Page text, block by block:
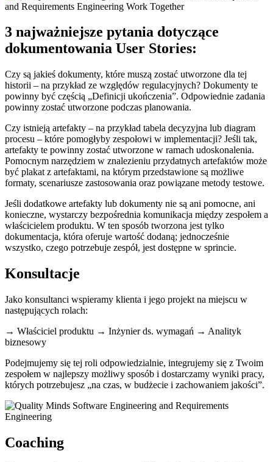
3 najważniejsze pytania dotyczące
dokumentowania User Stories:
Czy są jakieś dokumenty, które muszą zostać utworzone dla tej
historii – na przykład ze względów regulacyjnych? Dokumenty te
powinny być częścią „Definicji ukończenia”. Odpowiednie zadania
powinny zostać utworzone podczas planowania.
Czy istnieją artefakty – na przykład tabela decyzyjna lub diagram
procesu – które pomogłyby zespołowi w implementacji? Jeśli tak,
artefakty te powinny zostać utworzone w ramach udoskonalenia.
Pomocnym narzędziem w znalezieniu przydatnych artefaktów może
być plakat z artefaktami, na którym przedstawione są możliwe
formaty, scenariusze zastosowania oraz powiązane metody testowe.
Jeśli dodatkowe artefakty lub dokumenty nie są ani pomocne, ani
konieczne, wystarczy bezpośrednia komunikacja między zespołem a
właścicielem produktu. W ten sposób tworzona jest tylko
dokumentacja, która oferuje wartość dodaną; jednocześnie
wszystko, czego potrzebuje zespół, jest dostępne w sprincie.
Konsultacje
Jako konsultanci wspieramy klienta i jego projekt na miejscu w
następujących rolach:
→ Właściciel produktu → Inżynier ds. wymagań → Analityk
biznesowy
Podejmujemy się tej roli odpowiedzialnie, integrujemy się z Twoim
zespołem w najlepszy możliwy sposób i dostarczamy wyniki pracy,
których potrzebujesz „na czas, w budżecie i zachowaniem jakości”.
Coaching